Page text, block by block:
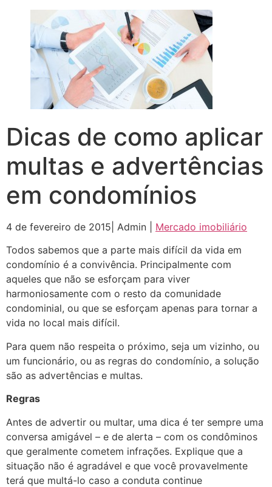
Dicas de como aplicar
multas e advertências
em condomínios
4 de fevereiro de 2015| Admin | Mercado imobiliário
Todos sabemos que a parte mais difícil da vida em
condomínio é a convivência. Principalmente com
aqueles que não se esforçam para viver
harmoniosamente com o resto da comunidade
condominial, ou que se esforçam apenas para tornar a
vida no local mais difícil.
Para quem não respeita o próximo, seja um vizinho, ou
um funcionário, ou as regras do condomínio, a solução
são as advertências e multas.
Regras
Antes de advertir ou multar, uma dica é ter sempre uma
conversa amigável – e de alerta – com os condôminos
que geralmente cometem infrações. Explique que a
situação não é agradável e que você provavelmente
terá que multá-lo caso a conduta continue